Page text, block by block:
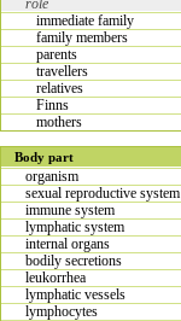
role
immediate family
family members
parents
travellers
relatives
Finns
mothers
Body part
organism
sexual reproductive system
immune system
lymphatic system
internal organs
bodily secretions
leukorrhea
lymphatic vessels
lymphocytes